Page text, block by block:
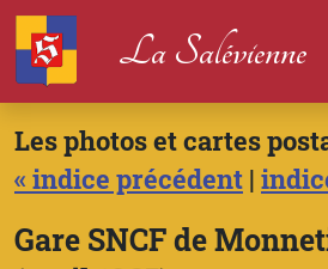
La Salévienne
Les photos et cartes
« indice précédent |
Gare SNCF de